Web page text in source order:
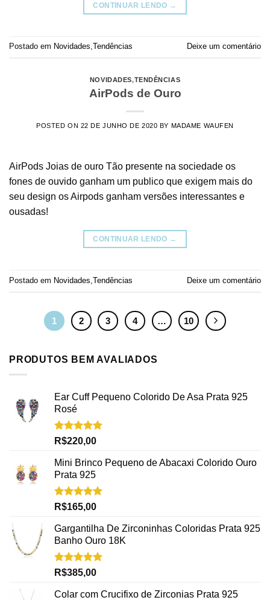
CONTINUAR LENDO →
Postado em Novidades,Tendências Deixe um comentário
NOVIDADES,TENDÊNCIAS
AirPods de Ouro
POSTED ON 22 DE JUNHO DE 2020 BY MADAME WAUFEN
AirPods Joias de ouro Tão presente na sociedade os
fones de ouvido ganham um publico que exigem mais do
seu design os Airpods ganham versões interessantes e
ousadas!
CONTINUAR LENDO →
Postado em Novidades Tendências Deixe um comentário
1 2 3 4 … 10
PRODUTOS BEM AVALIADOS
Ear Cuff Pequeno Colorido De Asa Prata 925
Rosé
Avaliação
R$220,00
Mini Brinco Pequeno de Abacaxi Colorido Ouro
Prata 925
Avaliação
R$165,00
Gargantilha De Zirconinhas Coloridas Prata 925
Banho Ouro 18K
Avaliação
R$385,00
Colar com Crucifixo de Zirconias Prata 925